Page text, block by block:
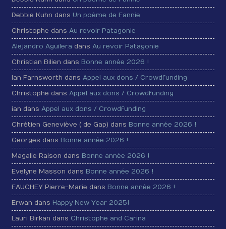
Debbie Kuhn dans Un poème de Fannie
Christophe dansAu revoir Patagonie
Alejandro Aguilera dansAu revoir Patagonie
Christian Bilien dans Bonne année 2026 !
Ian Farnsworth dansAppel aux dons / Crowdfunding
Christophe dansAppel aux dons / Crowdfunding
ian dansAppel aux dons / Crowdfunding
Chrétien Geneviève ( de Gap) dans Bonne année 2026 !
Georges dans Bonne année 2026 !
Magalie Raison dans Bonne année 2026 !
Evelyne Masson dans Bonne année 2026 !
FAUCHEY Pierre-Marie dans Bonne année 2026 !
Erwan dans Happy New Year 2025!
Lauri Birkan dans Christophe and Carina